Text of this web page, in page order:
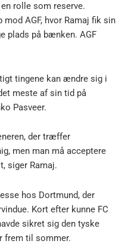
rolle som reserve.
AGF, hvor Ramaj fik sin
plads på bænken. AGF
tingene kan ændre sig i
meste af sin tid på
Pasveer.
der træffer
men man må acceptere
siger Ramaj.
hos Dortmund, der
Kort efter kunne FC
sikret sig den tyske
frem til sommer.